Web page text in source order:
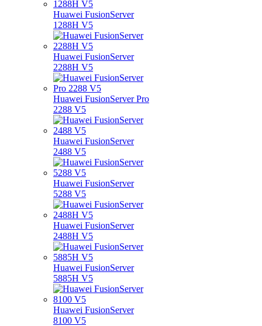
Huawei FusionServer
1288H V5
Huawei FusionServer
2288H V5
Huawei FusionServer Pro
2288 V5
Huawei FusionServer
2488 V5
Huawei FusionServer
5288 V5
Huawei FusionServer
2488H V5
Huawei FusionServer
5885H V5
Huawei FusionServer
8100 V5